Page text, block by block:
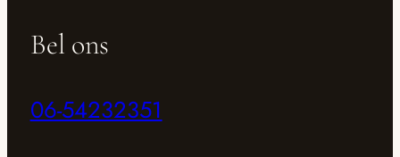
Bel ons
06-54232351